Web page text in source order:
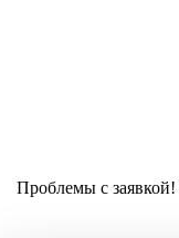
Проблемы с заявкой!